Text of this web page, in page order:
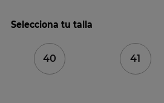
Selecciona tu talla
40 41